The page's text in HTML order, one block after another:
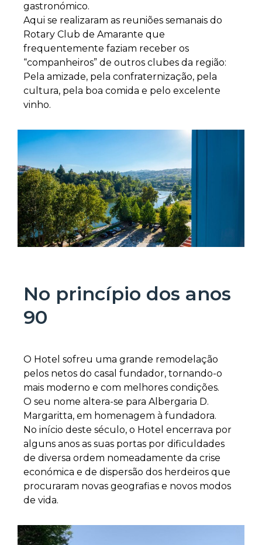
gastronómico.
Aqui se realizaram as reuniões semanais do
Rotary Club de Amarante que
frequentemente faziam receber os
“companheiros” de outros clubes da região:
Pela amizade, pela confraternização, pela
cultura, pela boa comida e pelo excelente
vinho.
No princípio dos anos
90
O Hotel sofreu uma grande remodelação
pelos netos do casal fundador, tornando-o
mais moderno e com melhores condições.
O seu nome altera-se para Albergaria D.
Margaritta, em homenagem à fundadora.
No início deste século, o Hotel encerrava por
alguns anos as suas portas por dificuldades
de diversa ordem nomeadamente da crise
económica e de dispersão dos herdeiros que
procuraram novas geografias e novos modos
de vida.